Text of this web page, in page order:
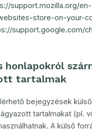
support.mozilla.org/
store-on-your-
support.google.com/
honlapokról
tartalmak
bejegyzések
tartalmakat (pl.
A külső